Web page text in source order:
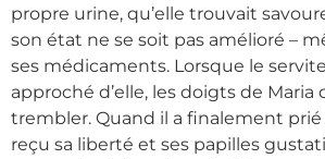
propre urine, qu’elle trouvait
son état ne se soit pas amélioré –
ses médicaments. Lorsque le
approché d’elle, les doigts de
trembler. Quand il a finalement prié
reçu sa liberté et ses papilles